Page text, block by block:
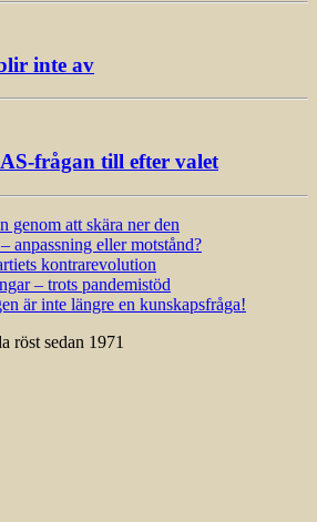
inte av
frågan till efter valet
genom att skära ner den
anpassning eller motstånd?
kontrarevolution
– trots pandemistöd
är inte längre en kunskapsfråga!
röst sedan 1971